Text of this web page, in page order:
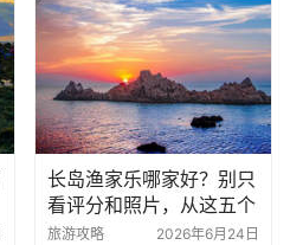
长岛渔家乐哪家好？别只
看评分和照片，从这五个
方面入手就能选对
旅游攻略 2026年6月24日